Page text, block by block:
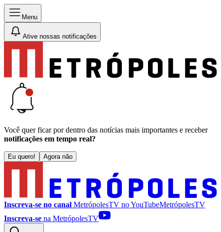
Menu
Ative nossas notificações
Você quer ficar por dentro das notícias mais importantes e receber
notificações em tempo real?
Eu quero! Agora não
Inscreva-se no canal MetrópolesTV noYouTubeMetrópolesTV
Inscreva-se na MetrópolesTV